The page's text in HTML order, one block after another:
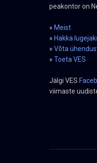
peakontor on
» Meist
» Hakka
» Võta
» Toeta VES
Jälgi VES
viimaste